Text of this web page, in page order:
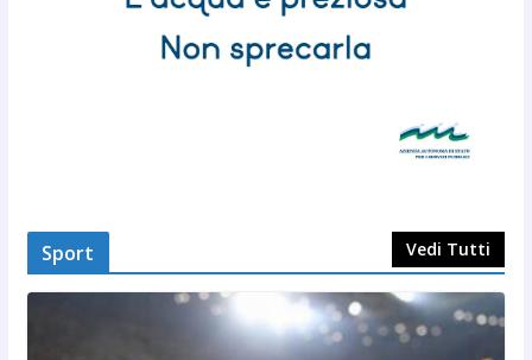
Sport Vedi Tutti